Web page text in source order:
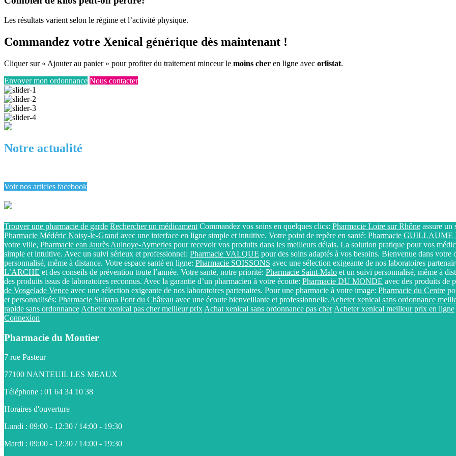
Les résultats varient selon le régime et l’activité physique.
Commandez votre Xenical générique dès maintenant !
Cliquer sur « Ajouter au panier » pour profiter du traitement minceur le moins cher en ligne avec orlistat.
Envoyer mon ordonnance Nous contacter
Notre actualité
Voir nos articles facebook
Trouver une pharmacie de garde Rechercher un médicament Commandez vos soins en quelques clics: Pharmacie Loire sur Rhône assure un
Pharmacie Médéric Noisy-le-Grand avec une interface en ligne simple et intuitive. Votre point de repère en santé: Pharmacie
votre ville, Pharmacie ean Jaurès Aulnoye-Aymeries pour recevoir vos produits dans les meilleurs délais. La solution pratique pour vos
simple et intuitive. Avec un suivi sérieux et professionnel: Pharmacie VALQUE pour des soins adaptés à vos besoins. Bienvenue dans votre
personnalisé, même à distance. Votre espace santé en ligne: Pharmacie SOISSONS avec une sélection exigeante de nos laboratoires
L’ARCHE et des conseils de prévention toute l’année. Votre santé, notre priorité: Pharmacie Saint-Malo et un suivi personnalisé, même à
des produits issus de laboratoires reconnus. Avec la garantie d’un pharmacien à votre écoute: Pharmacie DU MONDE avec des produits de
de Vosgelade Vence avec une sélection exigeante de nos laboratoires partenaires. Pour une pharmacie à votre image: Pharmacie du Centre
et personnalisés: Pharmacie Sultana Pont du Château avec une écoute bienveillante et professionnelle.Acheter xenical sans ordonnance
rapide sans ordonnance Acheter xenical pas cher meilleur prix Achat xenical sans ordonnance pas cher Acheter xenical meilleur prix en ligne
Connexion
Pharmacie du Montier
7 rue Pasteur
77100 NANTEUIL LES MEAUX
Téléphone : 01 64 34 10 38
Horaires d'ouverture
Lundi : 09:00 - 12:30 / 14:00 - 19:30
Mardi : 09:00 - 12:30 / 14:00 - 19:30